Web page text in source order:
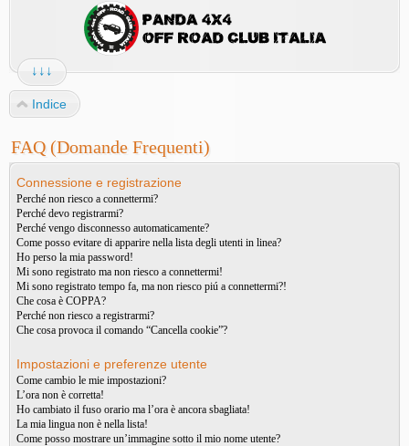
↓↓↓
Indice
FAQ (Domande Frequenti)
Connessione e registrazione
Perché non riesco a connettermi?
Perché devo registrarmi?
Perché vengo disconnesso automaticamente?
Come posso evitare di apparire nella lista degli utenti in linea?
Ho perso la mia password!
Mi sono registrato ma non riesco a connettermi!
Mi sono registrato tempo fa, ma non riesco piú a connettermi?!
Che cosa è COPPA?
Perché non riesco a registrarmi?
Che cosa provoca il comando “Cancella cookie”?
Impostazioni e preferenze utente
Come cambio le mie impostazioni?
L’ora non è corretta!
Ho cambiato il fuso orario ma l’ora è ancora sbagliata!
La mia lingua non è nella lista!
Come posso mostrare un’immagine sotto il mio nome utente?